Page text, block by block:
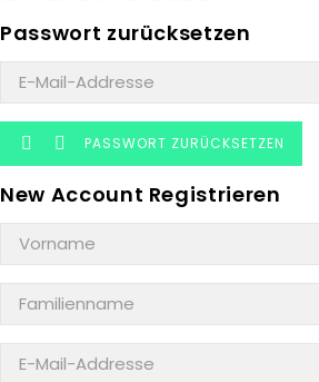
Passwort zurücksetzen
  PASSWORT ZURÜCKSETZEN
New Account Registrieren